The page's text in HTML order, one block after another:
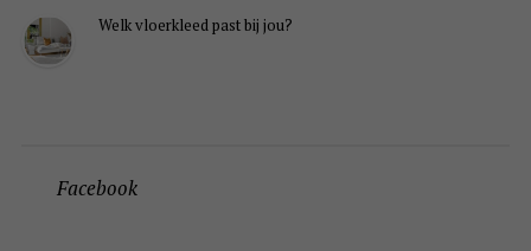
Welk vloerkleed past bij jou?
Facebook